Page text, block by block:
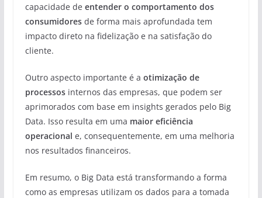
capacidade de entender o comportamento dos
consumidoresde forma mais aprofundada tem
impacto direto na fidelização e na satisfação do
cliente.
Outro aspecto importante é a otimização de
processosinternos das empresas, que podem ser
aprimorados com base em insights gerados pelo Big
Data. Isso resulta em uma maior eficiência
operacional e, consequentemente, em uma melhoria
nos resultados financeiros.
Em resumo, o Big Data está transformando a forma
como as empresas utilizam os dados para a tomada